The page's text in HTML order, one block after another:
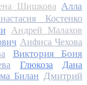
Шишкова Алла
Костенко
Андрей Малахов
Анфиса Чехова
Виктория Боня
Глюкоза
Дана
Билан Дмитрий